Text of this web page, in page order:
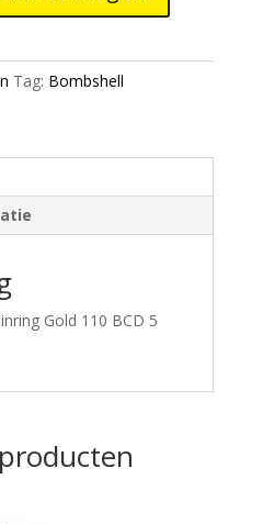
Tag: Bombshell
Gold 110 BCD 5